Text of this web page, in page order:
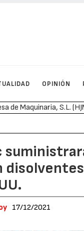
OPINIÓN
17/12/2021